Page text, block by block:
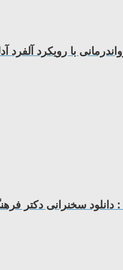
با رویکرد آلفرد
سخنرانی دکتر